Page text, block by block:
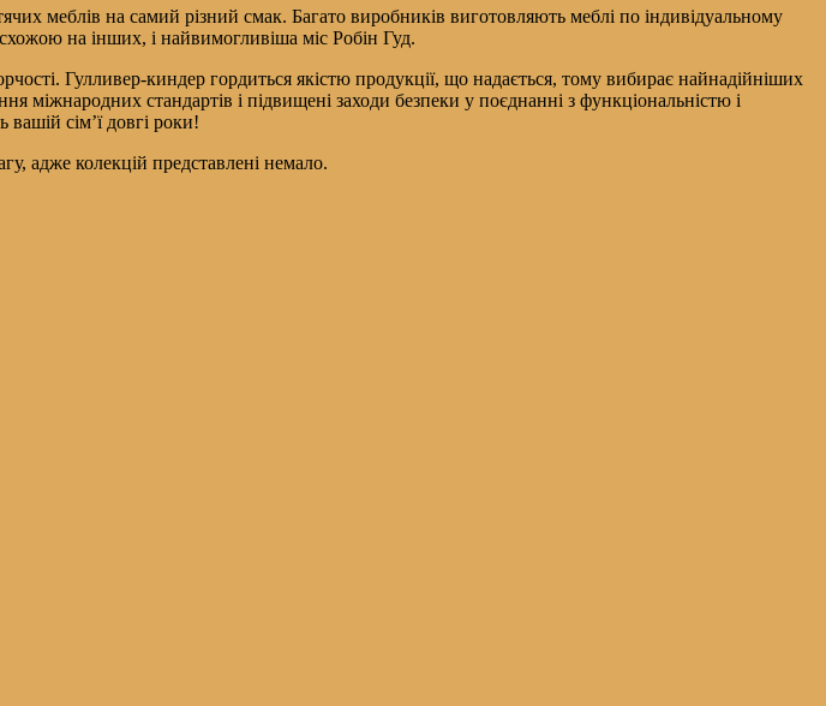
меблів на самий різний смак. Багато виробників виготовляють меблі по індивідуальному
на інших, і найвимогливіша міс Робін Гуд.
Гулливер-киндер гордиться якістю продукції, що надається, тому вибирає найнадійніших
міжнародних стандартів і підвищені заходи безпеки у поєднанні з функціональністю і
сім’ї довгі роки!
адже колекцій представлені немало.